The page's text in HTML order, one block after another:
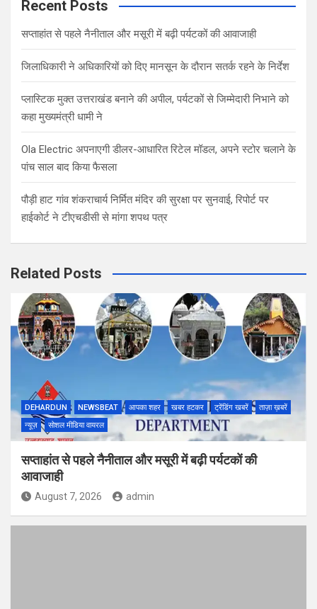
Recent Posts
सप्ताहांत से पहले नैनीताल और मसूरी में बढ़ी पर्यटकों की आवाजाही
जिलाधिकारी ने अधिकारियों को दिए मानसून के दौरान सतर्क रहने के निर्देश
प्लास्टिक मुक्त उत्तराखंड बनाने की अपील, पर्यटकों से जिम्मेदारी निभाने को
कहा मुख्यमंत्री धामी ने
Ola Electric अपनाएगी डीलर-आधारित रिटेल मॉडल, अपने स्टोर चलाने के
पांच साल बाद किया फैसला
पौड़ी हाट गांव शंकराचार्य निर्मित मंदिर की सुरक्षा पर सुनवाई, रिपोर्ट पर
हाईकोर्ट ने टीएचडीसी से मांगा शपथ पत्र
Related Posts
DEHARDUN NEWSBEAT आपका शहर खबर हटकर ट्रेंडिंग खबरें
ताज़ा ख़बरें
न्यूज़
सोशल मीडिया वायरल
सप्ताहांत से पहले नैनीताल और मसूरी में बढ़ी पर्यटकों की
आवाजाही
August 7, 2026 admin